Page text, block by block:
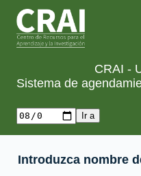
CRAI -
Sistema de
Introduzca nombre